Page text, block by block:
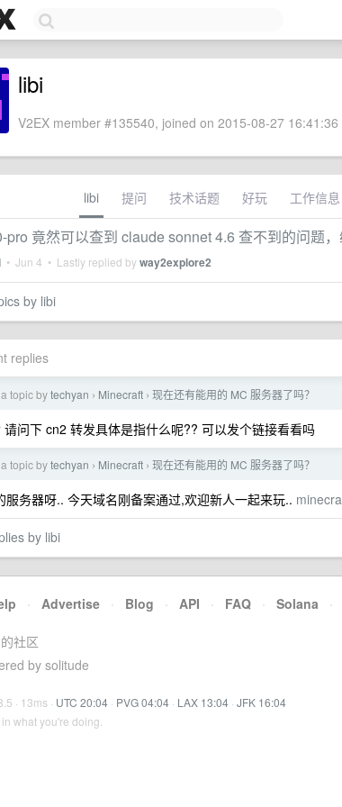
libi
V2EX member #135540, joined on 2015-08-27 16:41:36
libi 提问 技术话题 好玩 工作信息
pro 竟然可以查到 claude sonnet 4.6 查不到的问题
• Jun 4 • Lastly replied byway2explore2
by libi
replies
topic bytechyan › Minecraft › 现在还有能用的 MC 服务器了吗？
请问下 cn2 转发具体是指什么呢?? 可以发个链接看看吗
topic bytechyan › Minecraft › 现在还有能用的 MC 服务器了吗？
服务器呀.. 今天域名刚备案通过,欢迎新人一起来玩..
by libi
· Advertise · Blog · API · FAQ · Solana ·
社区
by solitude
· 13ms · UTC 20:04 · PVG 04:04 · LAX 13:04 · JFK 16:04
what you're doing.